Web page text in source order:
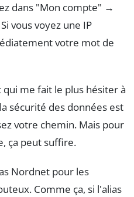
dans "Mon compte" →
vous voyez une IP
votre mot de
me fait le plus hésiter à
sécurité des données est
votre chemin. Mais pour
ça peut suffire.
Nordnet pour les
Comme ça, si l'alias